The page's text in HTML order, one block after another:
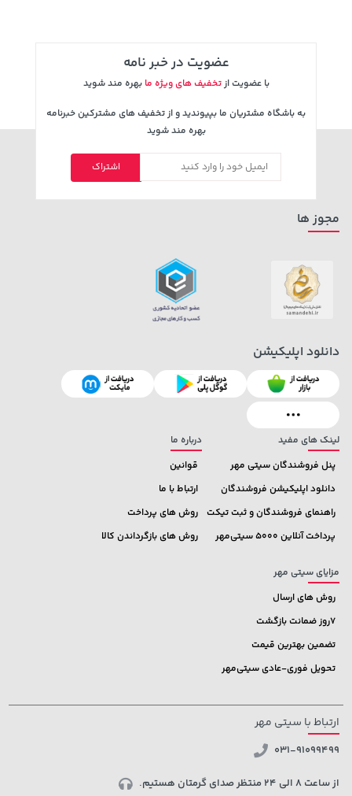
عضویت در خبر نامه
با عضویت ازتخفیف های ویژه ما بهره مند شوید
به باشگاه مشتریان ما بپیوندید و از تخفیف های مشترکین خبرنامه
بهره مند شوید
اشتراک
لینک های مفید
پنل فروشندگان سیتی مهر
دانلود اپلیکیشن فروشندگان
راهنمای فروشندگان و ثبت تیکت
پرداخت آنلاین 5000 سیتی‌مهر
درباره ما
قوانین
ارتباط با ما
روش های پرداخت
روش های بازگرداندن کالا
مزایای سیتی مهر
روش های ارسال
7روز ضمانت بازگشت
تضمین بهترین قیمت
تحویل فوری-عادی سیتی‌مهر
مجوز ها
دانلود اپلیکیشن
ارتباط با سیتی مهر
031-91099499
از ساعت 8 الی 24 منتظر صدای گرمتان هستیم.